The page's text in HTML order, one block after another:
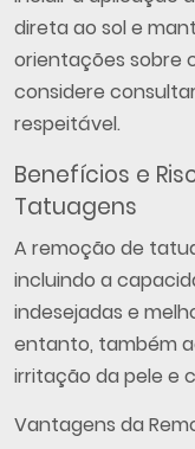
direta ao sol e
orientações sobre
considere
respeitável.
Benefícios e
Tatuagens
A remoção de
incluindo a
indesejadas e
entanto, também
irritação da pele e
Vantagens da